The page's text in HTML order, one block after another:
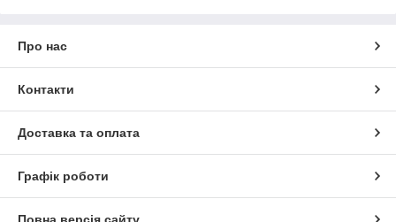
Про нас
Контакти
Доставка та оплата
Графік роботи